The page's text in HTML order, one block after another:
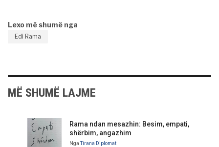
Lexo më shumë nga
Edi Rama
MË SHUMË LAJME
Rama ndan mesazhin: Besim, empati,
shërbim, angazhim
Nga Tirana Diplomat